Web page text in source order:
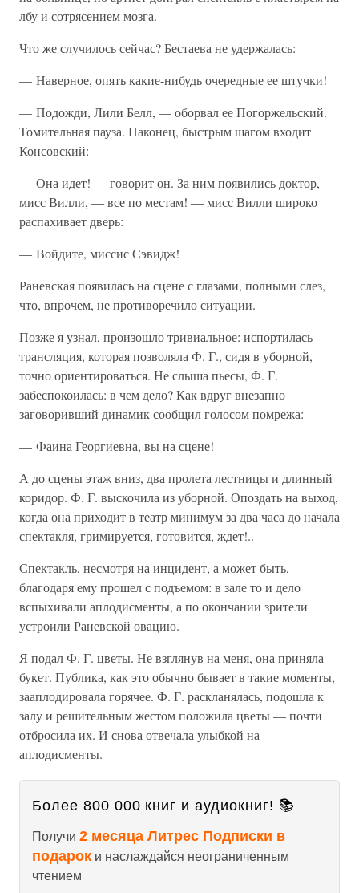
лбу и сотрясением мозга.
Что же случилось сейчас? Бестаева не удержалась:
— Наверное, опять какие-нибудь очередные ее штучки!
— Подожди, Лили Белл, — оборвал ее Погоржельский.
Томительная пауза. Наконец, быстрым шагом входит
Консовский:
— Она идет! — говорит он. За ним появились доктор,
мисс Вилли, — все по местам! — мисс Вилли широко
распахивает дверь:
— Войдите, миссис Сэвидж!
Раневская появилась на сцене с глазами, полными слез,
что, впрочем, не противоречило ситуации.
Позже я узнал, произошло тривиальное: испортилась
трансляция, которая позволяла Ф. Г., сидя в уборной,
точно ориентироваться. Не слыша пьесы, Ф. Г.
забеспокоилась: в чем дело? Как вдруг внезапно
заговоривший динамик сообщил голосом помрежа:
— Фаина Георгиевна, вы на сцене!
А до сцены этаж вниз, два пролета лестницы и длинный
коридор. Ф. Г. выскочила из уборной. Опоздать на выход,
когда она приходит в театр минимум за два часа до начала
спектакля, гримируется, готовится, ждет!..
Спектакль, несмотря на инцидент, а может быть,
благодаря ему прошел с подъемом: в зале то и дело
вспыхивали аплодисменты, а по окончании зрители
устроили Раневской овацию.
Я подал Ф. Г. цветы. Не взглянув на меня, она приняла
букет. Публика, как это обычно бывает в такие моменты,
зааплодировала горячее. Ф. Г. раскланялась, подошла к
залу и решительным жестом положила цветы — почти
отбросила их. И снова отвечала улыбкой на
аплодисменты.
Более 800 000 книг и аудиокниг! 📚
Получи 2 месяца Литрес Подписки в
подарок и наслаждайся неограниченным
чтением